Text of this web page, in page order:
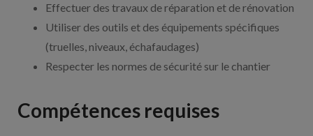
Effectuer des travaux de réparation et de rénovation
Utiliser des outils et des équipements spécifiques
(truelles, niveaux, échafaudages)
Respecter les normes de sécurité sur le chantier
Compétences requises